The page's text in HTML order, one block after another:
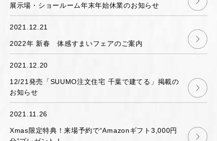
展示場・ショールーム年末年始休業のお知らせ
2021.12.21
2022年 新春 体感すまいフェアのご案内
2021.12.20
12/21発売「SUUMO注文住宅 千葉で建てる」掲載の
お知らせ
2021.11.26
Xmas限定特典！来場予約で“Amazonギフト3,000円